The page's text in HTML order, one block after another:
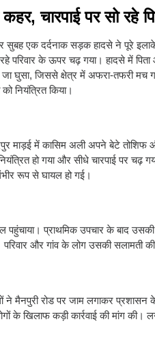
चारपाई पर सो रहे
सुबह एक दर्दनाक सड़क हादसे ने पूरे
परिवार के ऊपर चढ़ गया। हादसे में
घुसा, जिससे क्षेत्र में अफरा-तफरी मच
नियंत्रित किया।
माड़ई में कासिम अली अपने बेटे तोशिफ
हो गया और सीधे चारपाई पर चढ़
रूप से घायल हो गई।
पहुंचाया। प्राथमिक उपचार के बाद
परिवार और गांव के लोग उसकी सलामती
ने मैनपुरी रोड पर जाम लगाकर
के खिलाफ कड़ी कार्रवाई की मांग की।